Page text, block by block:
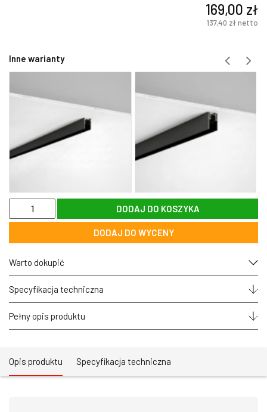
169,00 zł
137,40 złnetto
Inne warianty
ilość
szynoprzewód
podwieszany
na
linkach
OPTONICA®
XS
-
czarny
DODAJ DO KOSZYKA
DODAJ DO WYCENY
Warto dokupić
Specyfikacja techniczna
Pełny opis produktu
Opis produktu Specyfikacja techniczna